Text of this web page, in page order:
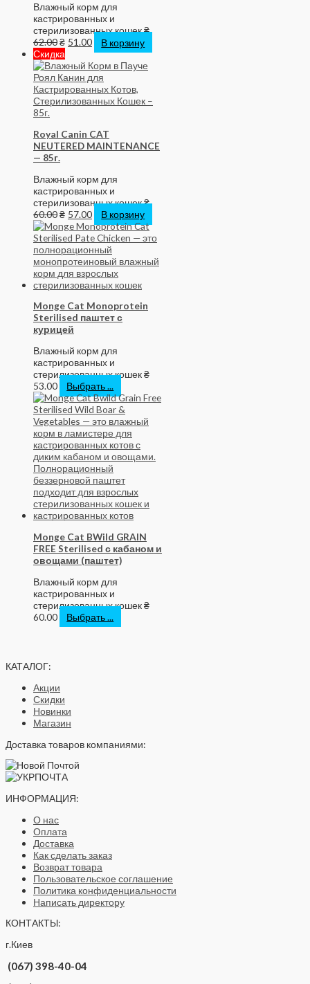
Влажный корм для
кастрированных и
стерилизованных кошек₴
62.00₴ 51.00
В корзину
Скидка
Royal Canin CAT
NEUTERED MAINTENANCE
— 85г.
Влажный корм для
кастрированных и
стерилизованных кошек₴
60.00₴ 57.00 В корзину
Monge Cat Monoprotein
Sterilised паштет с
курицей
Влажный корм для
кастрированных и
стерилизованных кошек₴
53.00
Выбрать ...
Monge Cat BWild GRAIN
FREE Sterilised с кабаном и
овощами (паштет)
Влажный корм для
кастрированных и
стерилизованных кошек₴
60.00
Выбрать ...
КАТАЛОГ:
Акции
Скидки
Новинки
Магазин
Доставка товаров компаниями:
ИНФОРМАЦИЯ:
О нас
Оплата
Доставка
Как сделать заказ
Возврат товара
Пользовательское соглашение
Политика конфиденциальности
Написать директору
КОНТАКТЫ:
г.Киев
(067) 398-40-04